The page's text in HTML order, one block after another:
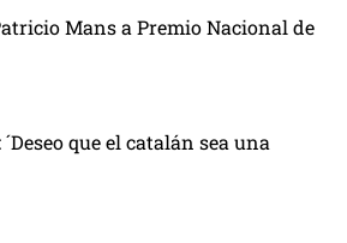
Mans a Premio Nacional de
que el catalán sea una